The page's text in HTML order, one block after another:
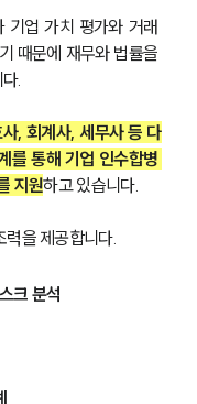
기업 가치 평가와 거래
때문에 재무와 법률을
.
, 회계사, 세무사 등 다
를 통해 기업 인수합병
지원하고 있습니다.
을 제공합니다.
크 분석